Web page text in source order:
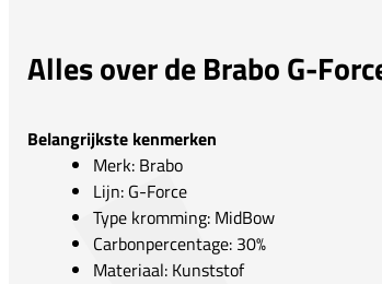
Alles over de Brabo G-
Belangrijkste kenmerken
Merk: Brabo
Lijn: G-Force
Type kromming: MidBow
Carbonpercentage: 30%
Materiaal: Kunststof